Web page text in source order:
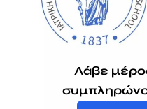
Λάβε